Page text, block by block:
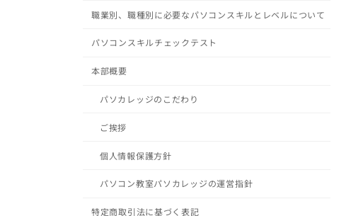
職業別、職種別に必要なパソコンスキルとレベルについて
パソコンスキルチェックテスト
本部概要
パソカレッジのこだわり
ご挨拶
個人情報保護方針
パソコン教室パソカレッジの運営指針
特定商取引法に基づく表記